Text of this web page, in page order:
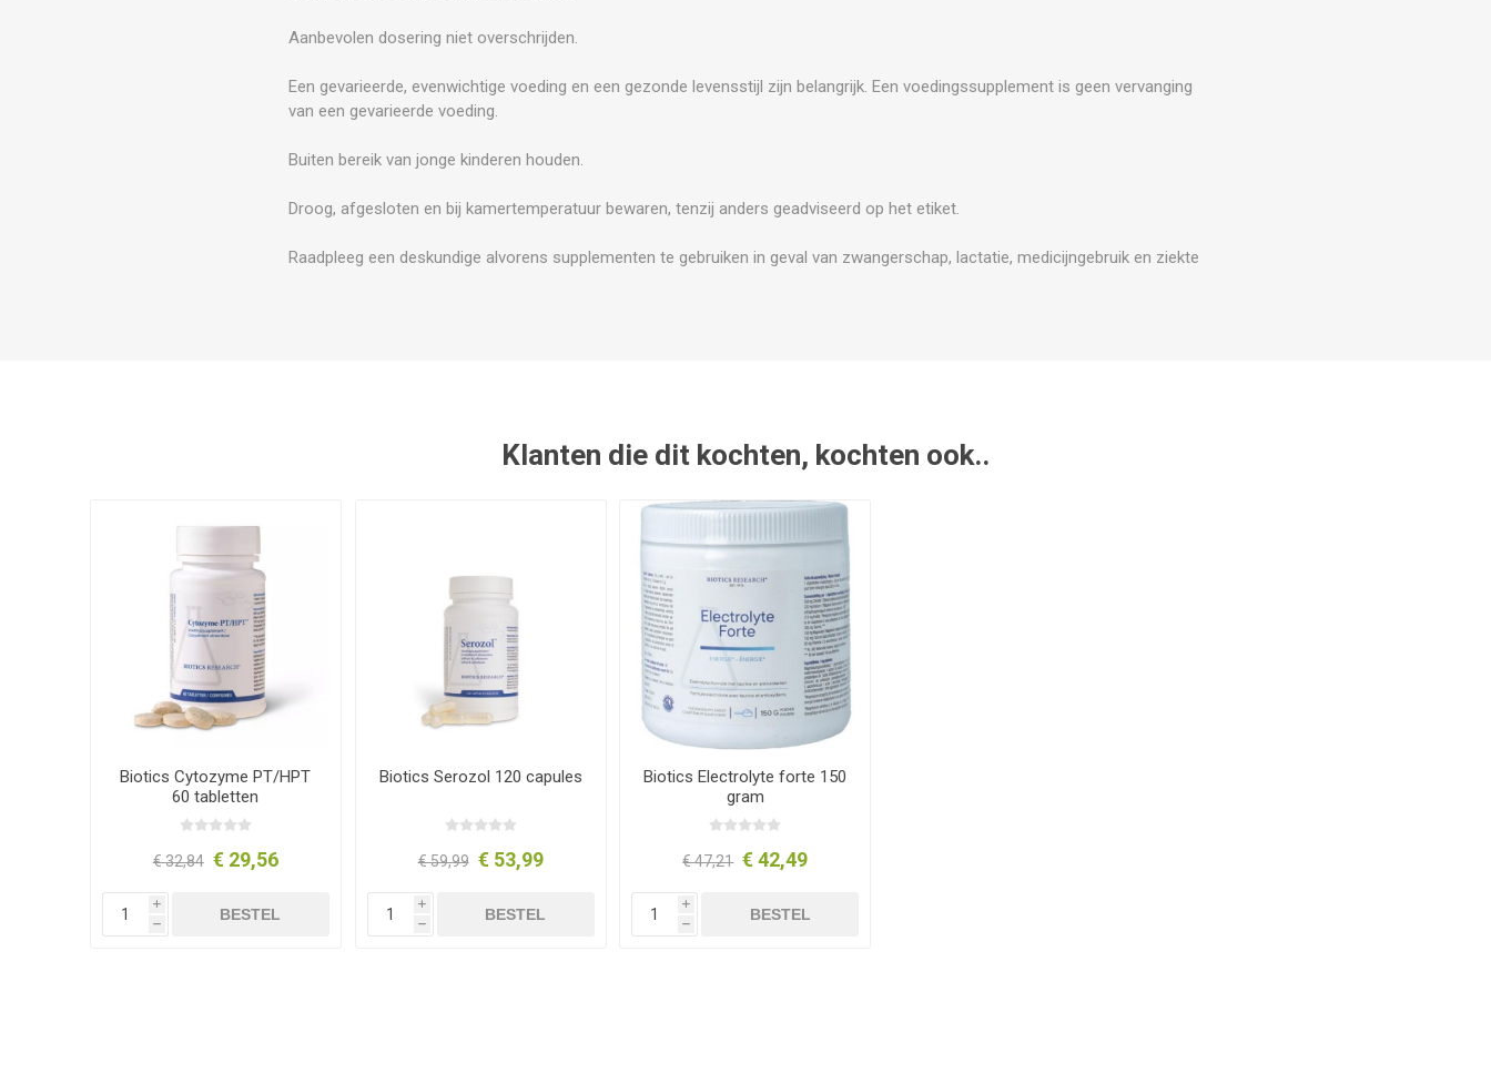
Aanbevolen dosering niet overschrijden.
Een gevarieerde, evenwichtige voeding en een gezonde levensstijl zijn belangrijk. Een voedingssupplement is geen vervanging
van een gevarieerde voeding.
Buiten bereik van jonge kinderen houden.
Droog, afgesloten en bij kamertemperatuur bewaren, tenzij anders geadviseerd op het etiket.
Raadpleeg een deskundige alvorens supplementen te gebruiken in geval van zwangerschap, lactatie, medicijngebruik en ziekte
Klanten die dit kochten, kochten ook..
Biotics Cytozyme PT/HPT
60 tabletten
€ 32,84 € 29,56
i
h
BESTEL
Biotics Serozol 120 capules
€ 59,99 € 53,99
i
h
BESTEL
Biotics Electrolyte forte 150
gram
€ 47,21 € 42,49
i
h
BESTEL